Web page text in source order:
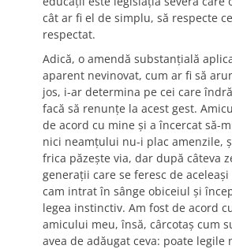
cât ar fi el de simplu, să respecte
respectat.
Adică, o amendă substanţială
aparent nevinovat, cum ar fi să
jos, i-ar determina pe cei care
facă să renunţe la acest gest.
de acord cu mine şi a încercat să-
nici neamţului nu-i plac amenzile,
frica păzeşte via, dar după câteva
generaţii care se feresc de
cam intrat în sânge obiceiul şi
legea instinctiv. Am fost de acord
amicului meu, însă, cârcotaş cum
avea de adăugat ceva: poate legile